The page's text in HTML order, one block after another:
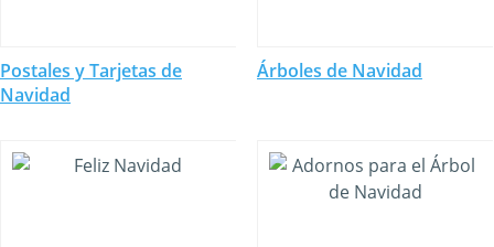
Postales y Tarjetas de
Navidad
Árboles de Navidad